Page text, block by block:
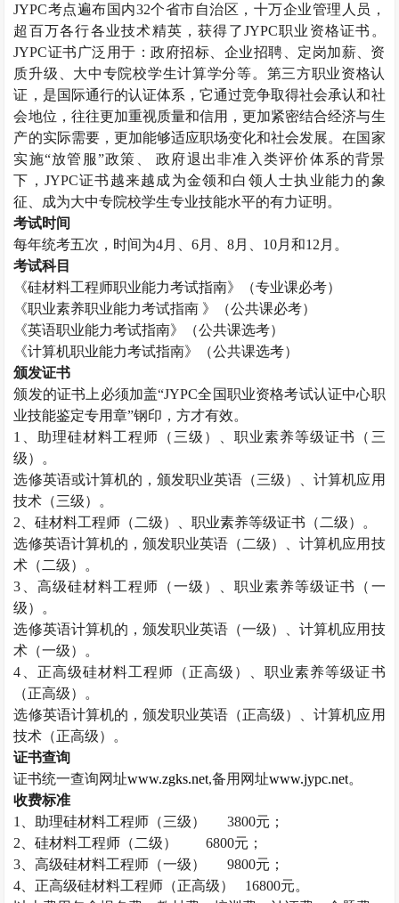
JYPC考点遍布国内32个省市自治区，十万企业管理人员，
超百万各行各业技术精英，获得了JYPC职业资格证书。
JYPC证书广泛用于：政府招标、企业招聘、定岗加薪、资
质升级、大中专院校学生计算学分等。第三方职业资格认
证，是国际通行的认证体系，它通过竞争取得社会承认和社
会地位，往往更加重视质量和信用，更加紧密结合经济与生
产的实际需要，更加能够适应职场变化和社会发展。在国家
实施“放管服”政策、 政府退出非准入类评价体系的背景
下， JYPC证书越来越成为金领和白领人士执业能力的象
征、成为大中专院校学生专业技能水平的有力证明。
考试时间
每年统考五次，时间为4月、6月、8月、 10月和12 月。
考试科目
《硅材料工程师职业能力考试指南》（专业课必考）
《职业素养职业能力考试指南 》（公共课必考）
《英语职业能力考试指南》（公共课选考）
《计算机职业能力考试指南》（公共课选考）
颁发证书
颁发的证书上必须加盖“JYPC全国职业资格考试认证中心职
业技能鉴定专用章”钢印，方才有效。
1
、助理硅材料工程师（三级）、职业素养等级证书（三
级）。
选修英语或计算机的，颁发职业英语（三级）、计算机应用
技术（三级）。
2 、硅材料工程师（二级）、职业素养等级证书（二级）。
选修英语计算机的，颁发职业英语（二级）、计算机应用技
术（二级）。
3 、高级硅材料工程师（一级）、职业素养等级证书（一
级）。
选修英语计算机的，颁发职业英语（一级）、计算机应用技
术（一级）。
4 、正高级硅材料工程师（正高级）、职业素养等级证书
（正高级）。
选修英语计算机的，颁发职业英语（正高级）、计算机应用
技术（正高级）。
证书查询
证书统一查询网址www.zgks.net,备用网址www.jypc.net。
收费标准
1
、助理硅材料工程师（三级） 3800元；
2 、硅材料工程师（二级） 6800元；
3 、高级硅材料工程师（一级） 9800元；
4 、正高级硅材料工程师（正高级） 16800元。